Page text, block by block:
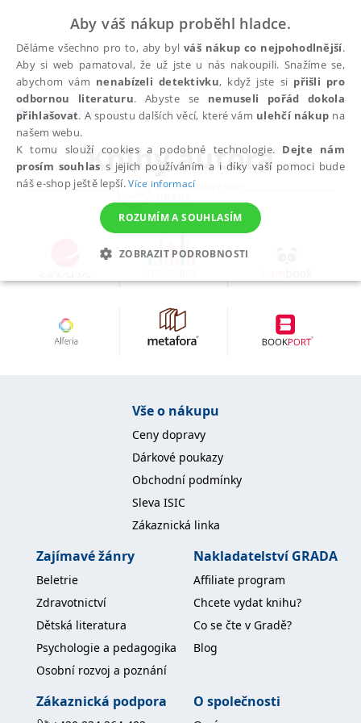
autoři
Knihy autora
Vše o nákupu
Ceny dopravy
Dárkové poukazy
Obchodní podmínky
Sleva ISIC
Zákaznická linka
Zajímavé žánry
Beletrie
Zdravotnictví
Dětská literatura
Psychologie a pedagogika
Osobní rozvoj a poznání
Nakladatelství GRADA
Affiliate program
Chcete vydat knihu?
Co se čte v Gradě?
Blog
Zákaznická podpora O společnosti
Aby váš nákup proběhl hladce.
Děláme všechno pro to, aby bylváš nákup co nejpohodlnější.
Aby si web pamatoval, že už jste u nás nakoupili. Snažíme se,
abychom vám nenabízeli detektivku, když jste si přišli pro
odbornou literaturu. Abyste se nemuseli pořád dokola
přihlašovat. A spoustu dalších věcí, které vám ulehčí nákup na
našem webu.
K tomu slouží cookies a podobné technologie. Dejte nám
prosím souhlas s jejich používáním a i díky vaší pomoci bude
náš e-shop ještě lepší.Více informací
ROZUMÍM A SOUHLASÍM
ZOBRAZIT PODROBNOSTI
NEZBYTNÉ ANALYTICKÉ MARKETINGOVÉ
FUNKČNÍ NEZAŘAZENÉ SOUBORY
Nezařazené soubory
Nezbytně nutné soubory cookie umožňují základní funkce webových
stránek, jako je přihlášení uživatele a správa účtu. Webové stránky nelze
bez nezbytně nutných souborů cookie správně používat.
Provider /
Doména
CookieScript
služba
Script.com k
předvoleb
soubory
Cookie-
Script.com